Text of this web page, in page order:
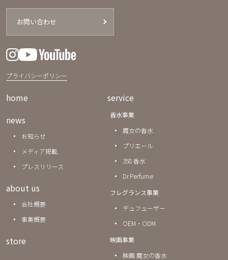
お問い合わせ
プライバシーポリシー
home
news
お知らせ
メディア掲載
プレスリリース
about us
会社概要
事業概要
store
service
香水事業
魔女の香水
プリエール
358 香水
Dr.Perfume
フレグランス事業
デュフューザー
OEM・ODM
映画事業
映画 魔女の香水